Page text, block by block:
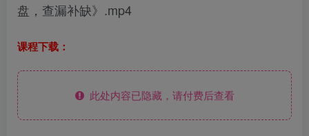
盘，查漏补缺》.mp4
课程下载：
此处内容已隐藏，请付费后查看